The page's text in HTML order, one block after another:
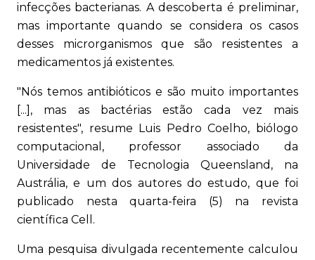
infecções bacterianas. A descoberta é preliminar,
mas importante quando se considera os casos
desses microrganismos que são resistentes a
medicamentos já existentes.
"Nós temos antibióticos e são muito importantes
[...], mas as bactérias estão cada vez mais
resistentes", resume Luis Pedro Coelho, biólogo
computacional, professor associado da
Universidade de Tecnologia Queensland, na
Austrália, e um dos autores do estudo, que foi
publicado nesta quarta-feira (5) na revista
científica Cell.
Uma pesquisa divulgada recentemente calculou